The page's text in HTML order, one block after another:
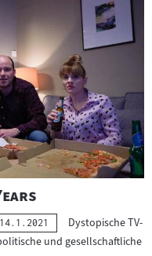
Dystopische TV-
und gesellschaftliche